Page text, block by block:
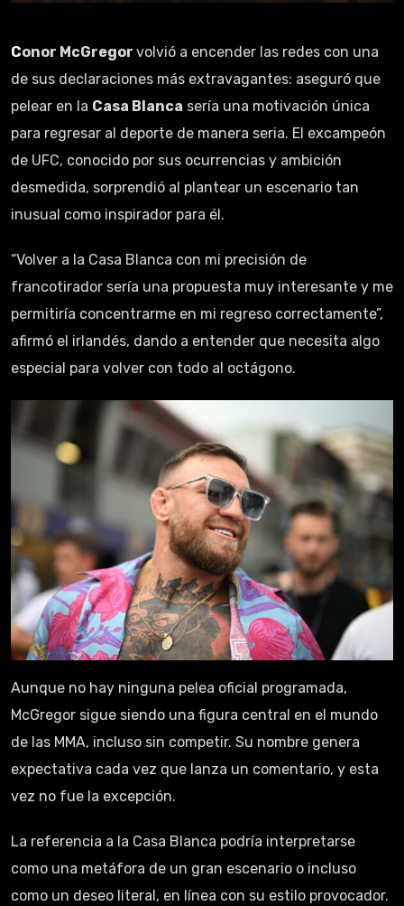
Conor McGregor volvió a encender las redes con una
de sus declaraciones más extravagantes: aseguró que
pelear en la Casa Blanca sería una motivación única
para regresar al deporte de manera seria. El excampeón
de UFC, conocido por sus ocurrencias y ambición
desmedida, sorprendió al plantear un escenario tan
inusual como inspirador para él.
“Volver a la Casa Blanca con mi precisión de
francotirador sería una propuesta muy interesante y me
permitiría concentrarme en mi regreso correctamente”,
afirmó el irlandés, dando a entender que necesita algo
especial para volver con todo al octágono.
Aunque no hay ninguna pelea oficial programada,
McGregor sigue siendo una figura central en el mundo
de las MMA, incluso sin competir. Su nombre genera
expectativa cada vez que lanza un comentario, y esta
vez no fue la excepción.
La referencia a la Casa Blanca podría interpretarse
como una metáfora de un gran escenario o incluso
como un deseo literal, en línea con su estilo provocador.